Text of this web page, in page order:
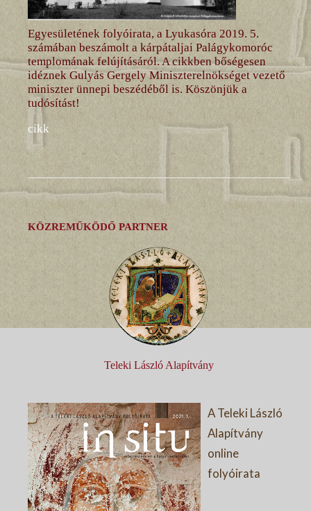
Egyesületének folyóirata, a Lyukasóra 2019. 5.
számában beszámolt a kárpátaljai Palágykomoróc
templomának felújításáról. A cikkben bőségesen
idéznek Gulyás Gergely Miniszterelnökséget vezető
miniszter ünnepi beszédéből is. Köszönjük a
tudósítást!
cikk
KÖZREMŰKÖDŐ PARTNER
Teleki László Alapítvány
A Teleki László
Alapítvány
online
folyóirata